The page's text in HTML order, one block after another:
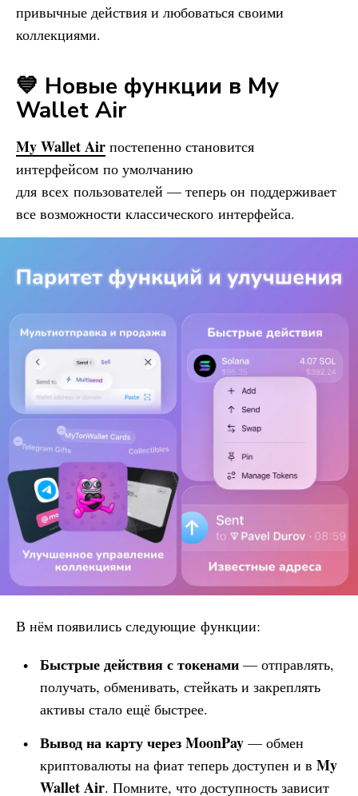
привычные действия и любоваться своими
коллекциями.
💙 Новые функции в My
Wallet Air
My WalletAir постепенно становится
интерфейсом по умолчанию
для всех пользователей — теперь он поддерживает
все возможности классического интерфейса.
В нём появились следующие функции:
Быстрые действия с токенами — отправлять,
получать, обменивать, стейкать и закреплять
активы стало ещё быстрее.
Вывод на карту через MoonPay — обмен
криптовалюты на фиат теперь доступен и в My
WalletAir. Помните, что доступность зависит